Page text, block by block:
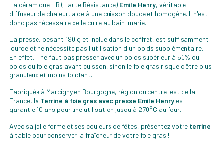
La céramique HR (Haute Résistance) Emile Henry, véritable
diffuseur de chaleur, aide à une cuisson douce et homogène. Il n'est
donc pas nécessaire de le cuire au bain-marie.
La presse, pesant 190 g et inclue dans le coffret, est suffisamment
lourde et ne nécessite pas l'utilisation d'un poids supplémentaire.
En effet, il ne faut pas presser avec un poids supérieur à 50% du
poids du foie gras avant cuisson, sinon le foie gras risque d'être plus
granuleux et moins fondant.
Fabriquée à Marcigny en Bourgogne, région du centre-est de la
France, la Terrine à foie gras avec presse Emile Henry est
garantie 10 ans pour une utilisation jusqu'à 270°C au four.
Avec sa jolie forme et ses couleurs de fêtes, présentez votre terrine
à table pour conserver la fraîcheur de votre foie gras !